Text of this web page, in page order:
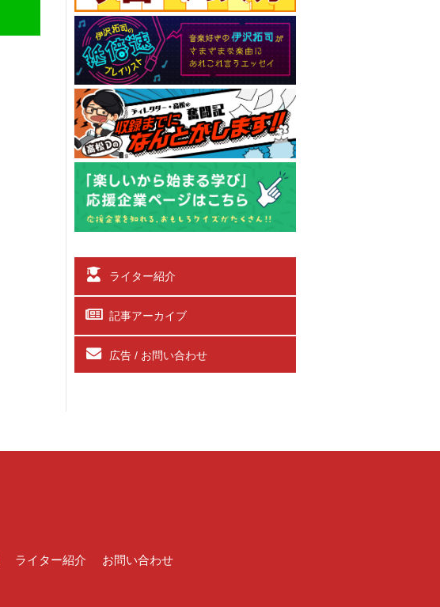
ライター紹介
記事アーカイブ
広告 / お問い合わせ
ライター紹介 お問い合わせ